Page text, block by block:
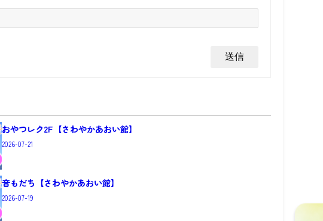
おやつレク2F【さわやかあおい館】
2026-07-21
音もだち【さわやかあおい館】
2026-07-19